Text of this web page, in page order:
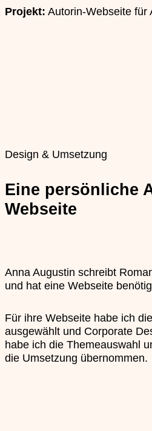
Projekt: Autorin-Webseite für
Design & Umsetzung
Eine persönliche
Webseite
Anna Augustin schreibt
und hat eine Webseite
Für ihre Webseite habe ich
ausgewählt und Corporate
habe ich die Themeauswahl
die Umsetzung übernommen.